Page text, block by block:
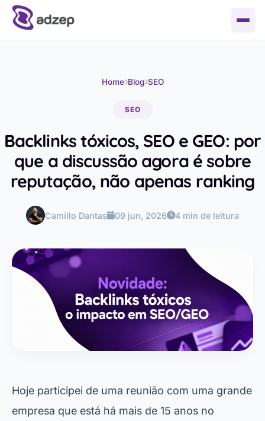
Adtech e Opec
Tecnologia e inteligência sob medida
Gestão de mídia programática
Guia de Formatos de Banner
Sobre
Cases de Sucesso
Contato
Fale conosco
Home Blog SEO
SEO
Backlinks tóxicos, SEO e GEO: por
que a discussão agora é sobre
reputação, não apenas ranking
Camillo Dantas 09 jun, 2026 4 min de leitura
Hoje participei de uma reunião com uma grande
empresa que está há mais de 15 anos no